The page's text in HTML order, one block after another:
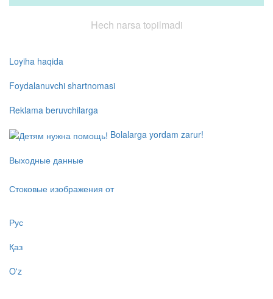
Hech narsa topilmadi
Loyiha haqida
Foydalanuvchi shartnomasi
Reklama beruvchilarga
Bolalarga yordam zarur!
Выходные данные
Стоковые изображения от
Рус
Қаз
O'z